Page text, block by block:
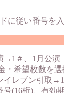
に従い番号を入
→1＃、1月公演
・希望枚数を選
イレブン引取
(16桁)、有効